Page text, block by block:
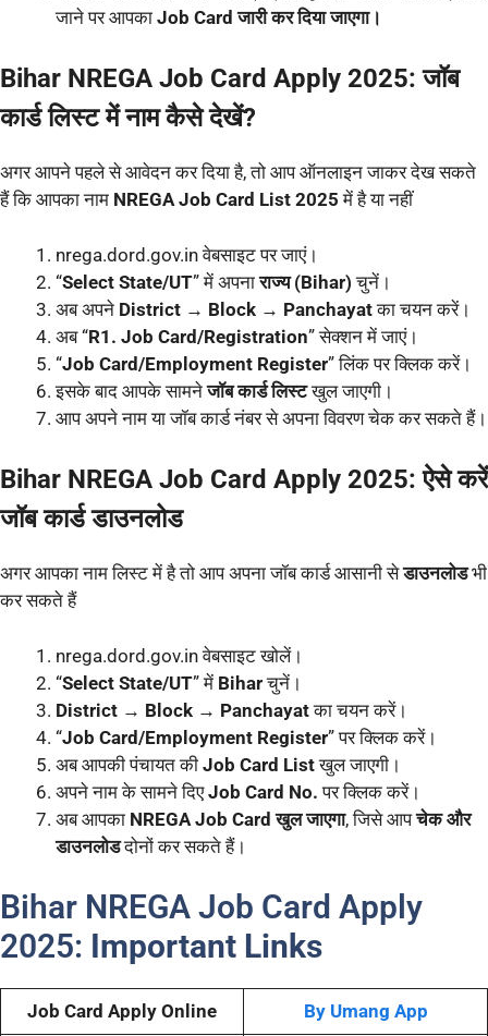
जाने पर आपका Job Card जारी कर दिया जाएगा।
Bihar NREGA Job Card Apply 2025: जॉब
कार्ड लिस्ट में नाम कैसे देखें?
अगर आपने पहले से आवेदन कर दिया है, तो आप ऑनलाइन जाकर देख सकते
हैं कि आपका नाम NREGA Job Card List 2025 में है या नहीं
nrega.dord.gov.in वेबसाइट पर जाएं।
“Select State/UT” में अपनाराज्य (Bihar) चुनें।
अब अपने District → Block → Panchayatका चयन करें।
अब “R1. Job Card/Registration” सेक्शन में जाएं।
“Job Card/Employment Register” लिंक पर क्लिक करें।
इसके बाद आपके सामनेजॉब कार्ड लिस्टखुल जाएगी।
आप अपने नाम या जॉब कार्ड नंबर से अपना विवरण चेक कर सकते हैं।
Bihar NREGA Job Card Apply 2025: ऐसे करें
जॉब कार्ड डाउनलोड
अगर आपका नाम लिस्ट में है तो आप अपना जॉब कार्ड आसानी सेडाउनलोडभी
कर सकते हैं
nrega.dord.gov.in वेबसाइट खोलें।
“Select State/UT” में Biharचुनें।
District → Block → Panchayatका चयन करें।
“Job Card/Employment Register” पर क्लिक करें।
अब आपकी पंचायत की Job Card Listखुल जाएगी।
अपने नाम के सामने दिएJob Card No. पर क्लिक करें।
अब आपका NREGA Job Card खुल जाएगा, जिसे आपचेक और
डाउनलोडदोनों कर सकते हैं।
Bihar NREGA Job Card Apply
2025: Important Links
Job Card Apply Online By Umang App